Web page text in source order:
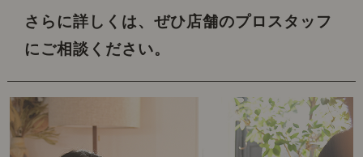
さらに詳しくは、ぜひ店舗のプロスタッフ
にご相談ください。